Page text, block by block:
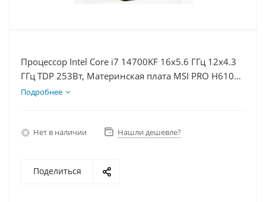
Процессор Intel Core i7 14700KF 16x5.6 ГГц 12x4.3
ГГц TDP 253Вт, Материнская плата MSI PRO H610M-
E D5, Видеокарта RTX 5080 16Гб, Память
Подробнее
Нет в наличии Нашли дешевле?
Поделиться